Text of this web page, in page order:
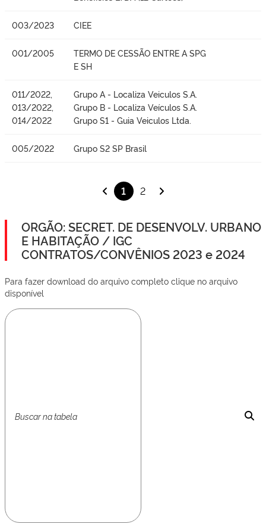
003/2023 CIEE
001/2005
TERMO DE CESSÃO ENTRE A SPG
E SH
011/2022,
013/2022,
014/2022
Grupo A - Localiza Veiculos S.A.
Grupo B - Localiza Veículos S.A.
Grupo S1 - Guia Veiculos Ltda.
005/2022 Grupo S2 SP Brasil
1 2
ORGÃO: SECRET. DE DESENVOLV. URBANO
E HABITAÇÃO / IGC
CONTRATOS/CONVÊNIOS 2023 e 2024
Para fazer download do arquivo completo clique no arquivo
disponível